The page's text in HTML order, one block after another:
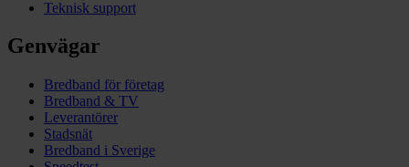
Teknisk support
Genvägar
Bredband för företag
Bredband & TV
Leverantörer
Stadsnät
Bredband i Sverige